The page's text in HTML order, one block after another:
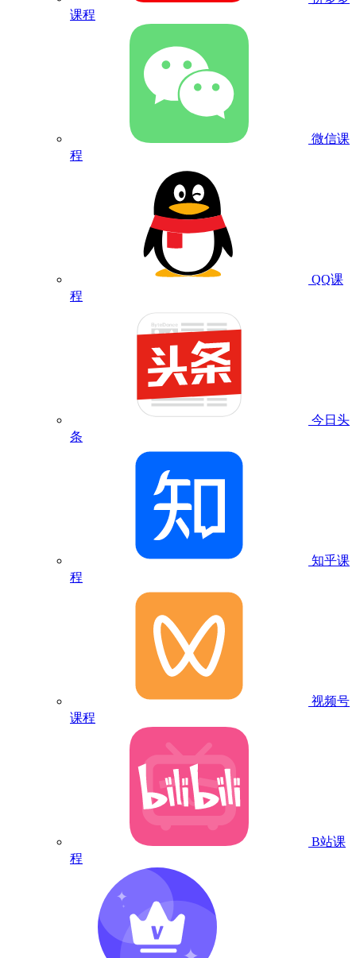
课程
微信课
程
QQ课
程
今日头
条
知乎课
程
视频号
课程
B站课
程